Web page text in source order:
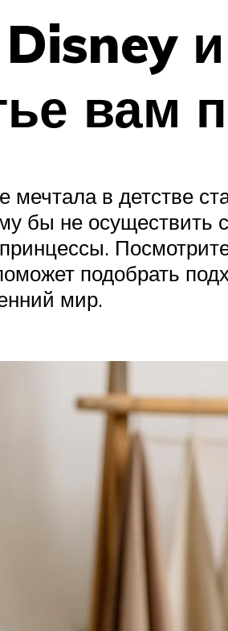
и
вам
в детстве
бы не осуществить
подобрать
мир.